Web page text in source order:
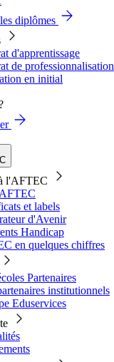
diplômes
d'apprentissage
de professionnalisation
en initial
l'AFTEC
et labels
d'Avenir
Handicap
en quelques chiffres
Partenaires
institutionnels
Eduservices